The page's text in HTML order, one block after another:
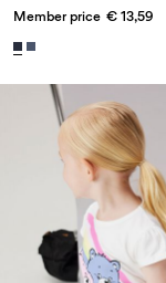
Member price € 13,59